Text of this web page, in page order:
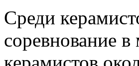
Среди
соревнование в